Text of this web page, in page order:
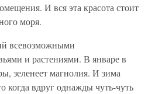
И вся эта красота стоит
моря.
всевозможными
и растениями. В январе в
зеленеет магнолия. И зима
когда вдруг однажды чуть-чуть